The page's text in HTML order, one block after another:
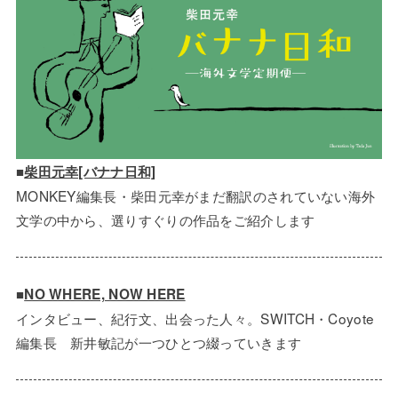
■柴田元幸[バナナ日和]
MONKEY編集長・柴田元幸がまだ翻訳のされていない海外
文学の中から、選りすぐりの作品をご紹介します
■NO WHERE, NOW HERE
インタビュー、紀行文、出会った人々。SWITCH・Coyote
編集長 新井敏記が一つひとつ綴っていきます